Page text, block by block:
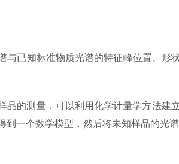
已知标准物质光谱的特征峰位置、形
的测量，可以利用化学计量学方法建
到一个数学模型，然后将未知样品的光